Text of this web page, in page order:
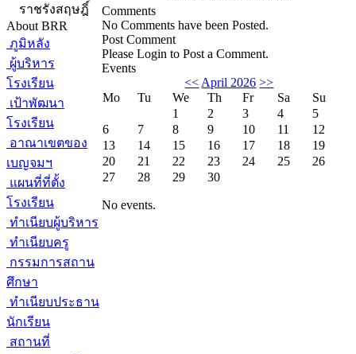
ราชรังสฤษฎิ์
About BRR
ภูมิหลัง
ผู้บริหาร
โรงเรียน
เป้าพัฒนา
โรงเรียน
อาณาเขตของ
เบญจมฯ
แผนที่ที่ตั้ง
โรงเรียน
ทำเนียบผู้บริหาร
ทำเนียบครู
กรรมการสถาน
ศึกษา
ทำเนียบประธาน
นักเรียน
สถานที่
Comments
No Comments have been Posted.
Post Comment
Please Login to Post a Comment.
Events
<< April 2026 >>
Mo
Tu We Th Fr Sa
Su
1
2 3 4
5
6
7 8 9 10 11
12
13
14 15 16 17 18
19
20
21 22 23 24 25
26
27
28 29 30
No events.